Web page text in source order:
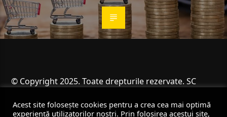
© Copyright 2025. Toate drepturile rezervate. SC
Acest site folosește cookies pentru a crea cea mai optimă
experiență utilizatorilor noștri. Prin folosirea acestui site,